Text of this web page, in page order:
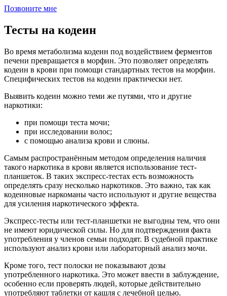
Позвоните мне
Тесты на кодеин
Во время метаболизма кодеин под воздействием ферментов
печени превращается в морфин. Это позволяет определять
кодеин в крови при помощи стандартных тестов на морфин.
Специфических тестов на кодеин практически нет.
Выявить кодеин можно теми же путями, что и другие
наркотики:
при помощи теста мочи;
при исследовании волос;
с помощью анализа крови и слюны.
Самым распространённым методом определения наличия
такого наркотика в крови является использование тест-
планшеток. В таких экспресс-тестах есть возможность
определять сразу несколько наркотиков. Это важно, так как
кодеиновые наркоманы часто используют и другие вещества
для усиления наркотического эффекта.
Экспресс-тесты или тест-планшетки не выгодны тем, что они
не имеют юридической силы. Но для подтверждения факта
употребления у членов семьи подходят. В судебной практике
используют анализ крови или лабораторный анализ мочи.
Кроме того, тест полоски не показывают дозы
употребленного наркотика. Это может ввести в заблуждение,
особенно если проверять людей, которые действительно
употребляют таблетки от кашля с лечебной целью.